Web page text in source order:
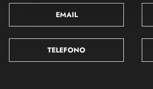
EMAIL
TELEFONO